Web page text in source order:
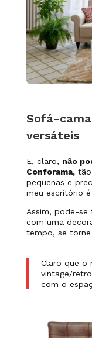
Sofá-
versáteis
E, claro, não
Conforama,tão
pequenas e
meu escritório
Assim, pode-
com uma
tempo, se torne
Claro que o
vintage/
com o